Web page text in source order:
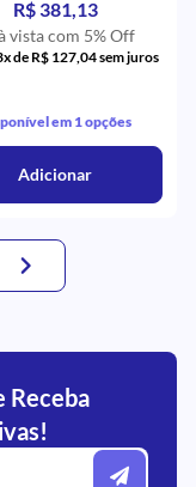
R$ 381,13
vista com 5% Off
de R$ 127,04 sem juros
em 1 opções
Adicionar
Receba